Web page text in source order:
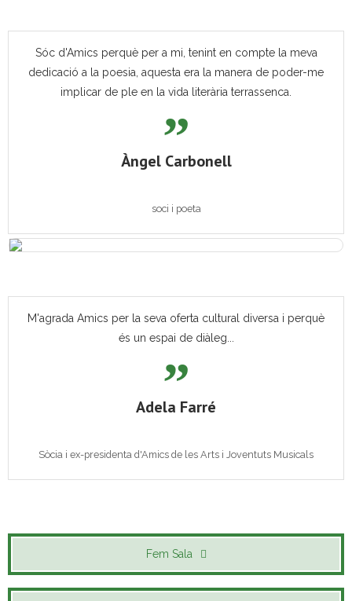
Sóc d'Amics perquè per a mi, tenint en compte la meva
dedicació a la poesia, aquesta era la manera de poder-me
implicar de ple en la vida literària terrassenca.
Àngel Carbonell
soci i poeta
M'agrada Amics per la seva oferta cultural diversa i perquè
és un espai de diàleg...
Adela Farré
Sòcia i ex-presidenta d'Amics de les Arts i Joventuts Musicals
Fem Sala